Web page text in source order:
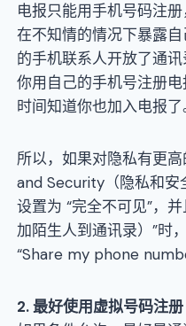
电报只能用手机号码注
在不知情的情况下暴露
的手机联系人开放了通
你用自己的手机号注册
时间知道你也加入电报了
所以，如果对隐私有更
and Security（隐私和安
设置为 “完全不可见”，
加陌生人到通讯录）”时
“Share my phone
2. 最好使用虚拟号码注册